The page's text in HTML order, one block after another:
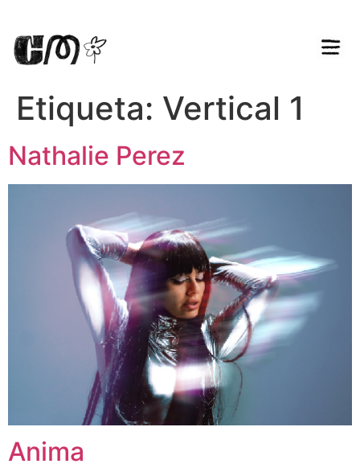
Etiqueta: Vertical 1
Nathalie Perez
Anima